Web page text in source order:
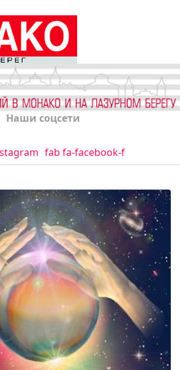
Наши соцсети
fab fa-facebook-f